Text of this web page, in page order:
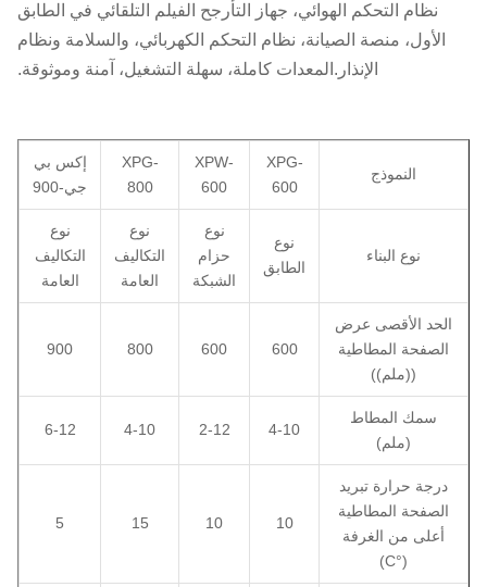
نظام التحكم الهوائي، جهاز التأرجح الفيلم التلقائي في الطابق
الأول، منصة الصيانة، نظام التحكم الكهربائي، والسلامة ونظام
الإنذار.المعدات كاملة، سهلة التشغيل، آمنة وموثوقة.
النموذج
XPG-
600
XPW-
600
XPG-
800
إكس بي
جي-900
نوع البناء
نوع
الطابق
نوع
حزام
الشبكة
نوع
التكاليف
العامة
نوع
التكاليف
العامة
الحد الأقصى عرض
الصفحة المطاطية
((ملم))
600
600
800
900
سمك المطاط
(ملم)
4-10
2-12
4-10
6-12
درجة حرارة تبريد
الصفحة المطاطية
أعلى من الغرفة
(°C)
10
10
15
5